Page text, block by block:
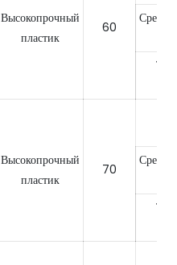
Высокопрочный
пластик
60
Высокопрочный
пластик
70